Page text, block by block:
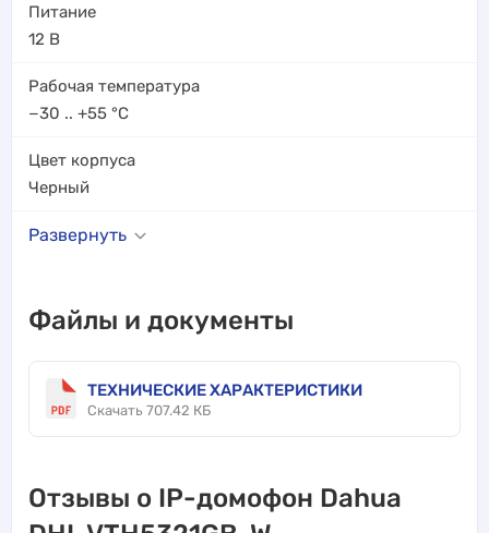
Питание
12 В
Рабочая температура
−30 .. +55 °C
Цвет корпуса
Черный
Развернуть
Файлы и документы
ТЕХНИЧЕСКИЕ ХАРАКТЕРИСТИКИ
Скачать 707.42 КБ
Отзывы о IP-домофон Dahua